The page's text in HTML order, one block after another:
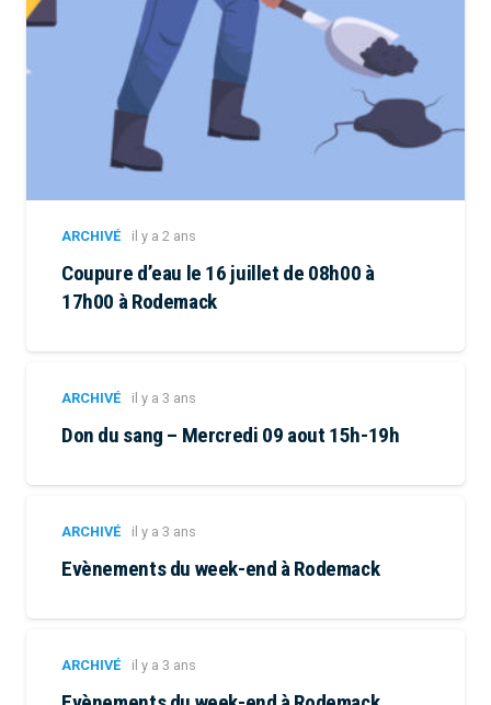
ARCHIVÉ il y a 2 ans
Coupure d’eau le 16 juillet de 08h00 à
17h00 à Rodemack
ARCHIVÉ il y a 3 ans
Don du sang – Mercredi 09 aout 15h-19h
ARCHIVÉ il y a 3 ans
Evènements du week-end à Rodemack
ARCHIVÉ il y a 3 ans